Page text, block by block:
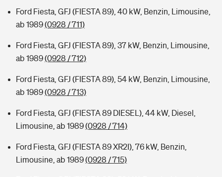
Ford Fiesta, GFJ (FIESTA 89), 40 kW, Benzin, Limousine,
ab 1989(0928 / 711)
Ford Fiesta, GFJ (FIESTA 89), 37 kW, Benzin, Limousine,
ab 1989(0928 / 712)
Ford Fiesta, GFJ (FIESTA 89), 54 kW, Benzin, Limousine,
ab 1989(0928 / 713)
Ford Fiesta, GFJ (FIESTA 89 DIESEL), 44 kW, Diesel,
Limousine, ab 1989(0928 / 714)
Ford Fiesta, GFJ (FIESTA 89 XR2I), 76 kW, Benzin,
Limousine, ab 1989(0928 / 715)